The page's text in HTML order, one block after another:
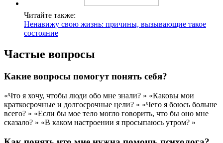
Читайте также:
Ненавижу свою жизнь: причины, вызывающие такое
состояние
Частые вопросы
Какие вопросы помогут понять себя?
«Что я хочу, чтобы люди обо мне знали? » «Каковы мои
краткосрочные и долгосрочные цели? » «Чего я боюсь больше
всего? » «Если бы мое тело могло говорить, что бы оно мне
сказало? » «В каком настроении я просыпаюсь утром? »